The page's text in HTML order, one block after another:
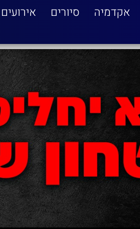
אקדמיה סיורים אירועים